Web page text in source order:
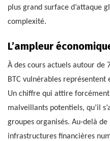
plus grand surface d’attaque
complexité.
L’ampleur
À des cours actuels autour de
BTC vulnérables
Un chiffre qui attire
malveillants potentiels, qu’il
groupes organisés. Au-delà de
infrastructures financières